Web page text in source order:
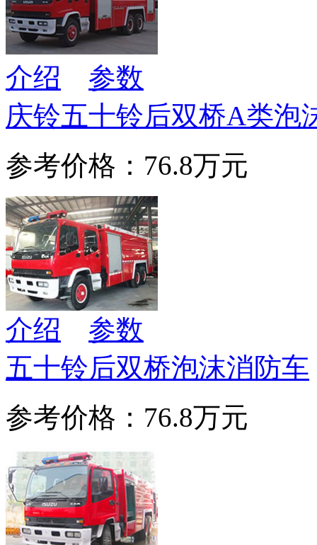
介绍
参数
庆铃五十铃后双桥A类泡
参考价格：76.8万元
介绍
参数
五十铃后双桥泡沫消防车
参考价格：76.8万元